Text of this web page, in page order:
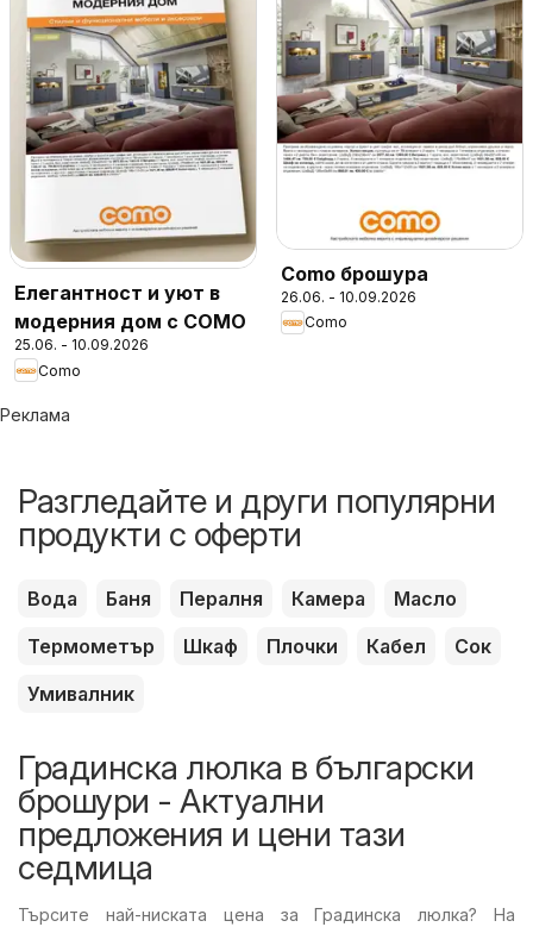
Елегантност и уют в
модерния дом с COMO
25.06. - 10.09.2026
Como
Como брошура
26.06. - 10.09.2026
Como
Реклама
Разгледайте и други популярни
продукти с оферти
Вода Баня Пералня Камера
Масло
Термометър
Шкаф Плочки Кабел
Сок
Умивалник
Градинска люлка в български
брошури - Актуални
предложения и цени тази
седмица
Търсите най-ниската цена за Градинска люлка? На